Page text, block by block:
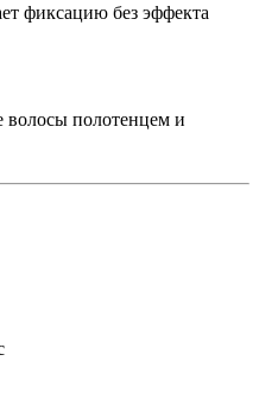
фиксацию без эффекта
полотенцем и